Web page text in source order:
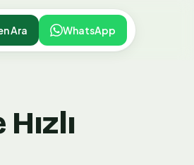
Ara WhatsApp